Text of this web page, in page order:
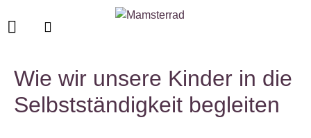
Wie wir unsere Kinder in die
Selbstständigkeit begleiten